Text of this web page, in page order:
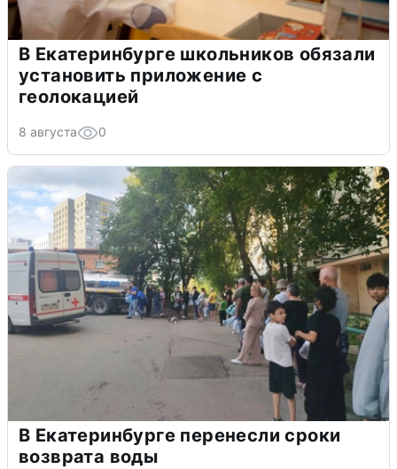
В Екатеринбурге школьников обязали
установить приложение с
геолокацией
8 августа 0
В Екатеринбурге перенесли сроки
возврата воды